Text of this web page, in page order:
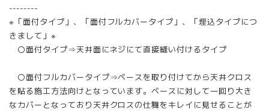
--------
※「面付タイプ」、「面付フルカバータイプ」、「埋込タイプにつ
きまして」※
〇面付タイプ⇒天井面にネジにて直接縫い付けるタイプ
〇面付フルカバータイプ⇒ベースを取り付けてから天井クロス
を貼る施工方法向けとなっています。ベースに対して一回り大き
なカバーとなっており天井クロスの仕舞をキレイに見せることが